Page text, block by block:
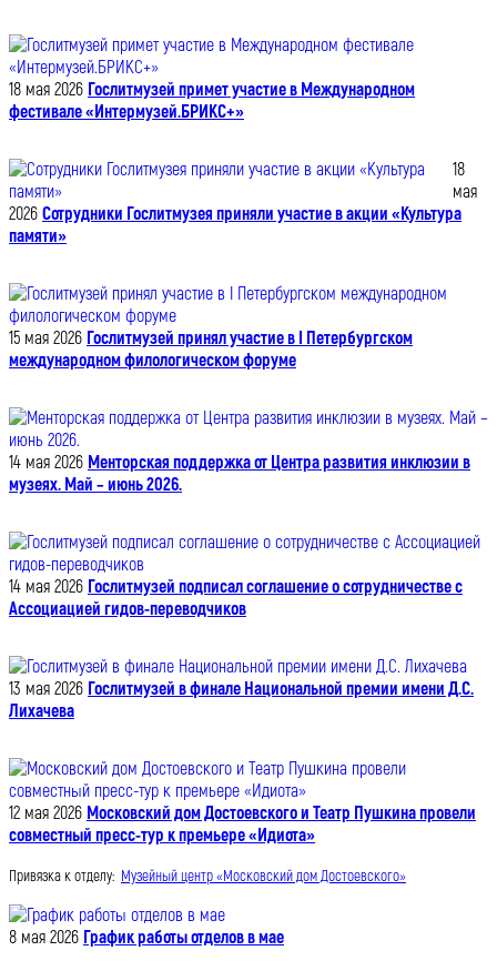
18 мая 2026 Гослитмузей примет участие в Международном
фестивале «Интермузей.БРИКС+»
18
мая
2026 Сотрудники Гослитмузея приняли участие в акции «Культура
памяти»
15 мая 2026 Гослитмузей принял участие в I Петербургском
международном филологическом форуме
14 мая 2026 Менторская поддержка от Центра развития инклюзии в
музеях. Май – июнь 2026.
14 мая 2026 Гослитмузей подписал соглашение о сотрудничестве с
Ассоциацией гидов-переводчиков
13 мая 2026 Гослитмузей в финале Национальной премии имени Д.С.
Лихачева
12 мая 2026 Московский дом Достоевского и Театр Пушкина провели
совместный пресс-тур к премьере «Идиота»
Привязка к отделу: Музейный центр «Московский дом Достоевского»
8 мая 2026 График работы отделов в мае